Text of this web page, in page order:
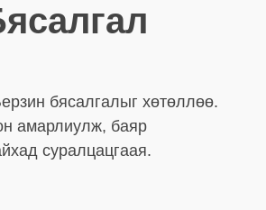
бясалгалыг хөтөллөө.
амарлиулж, баяр
суралцацгаая.